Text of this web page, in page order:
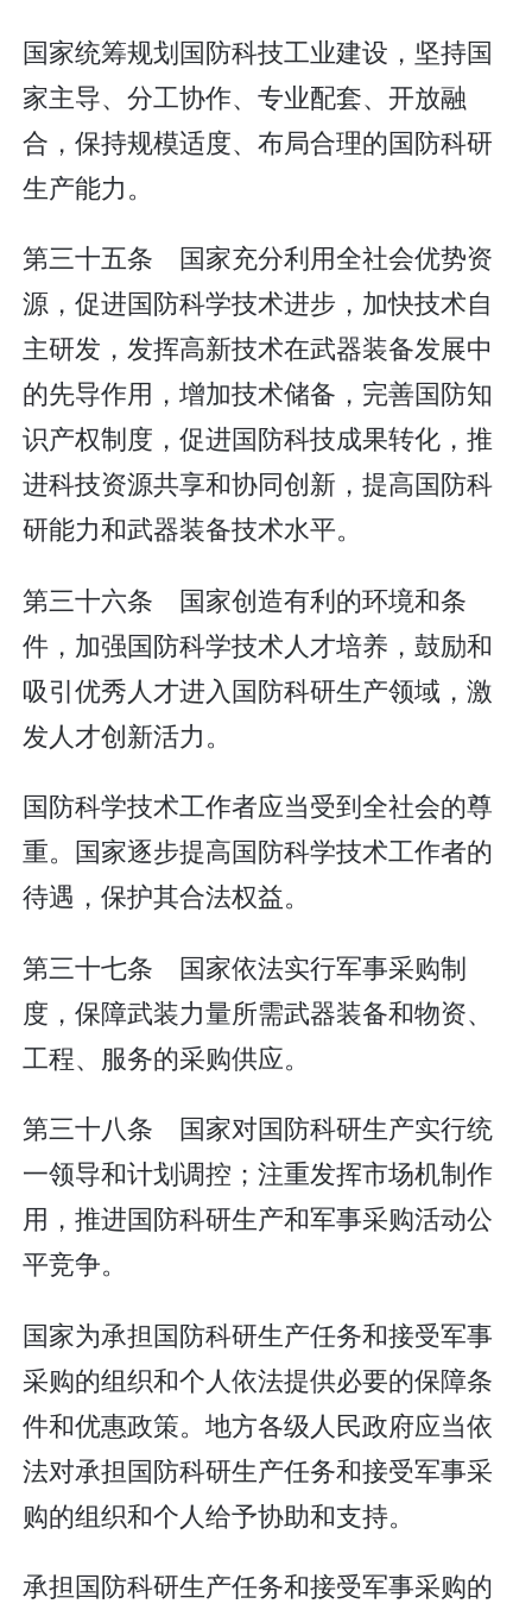
国家统筹规划国防科技工业建设，坚持国
家主导、分工协作、专业配套、开放融
合，保持规模适度、布局合理的国防科研
生产能力。
第三十五条 国家充分利用全社会优势资
源，促进国防科学技术进步，加快技术自
主研发，发挥高新技术在武器装备发展中
的先导作用，增加技术储备，完善国防知
识产权制度，促进国防科技成果转化，推
进科技资源共享和协同创新，提高国防科
研能力和武器装备技术水平。
第三十六条 国家创造有利的环境和条
件，加强国防科学技术人才培养，鼓励和
吸引优秀人才进入国防科研生产领域，激
发人才创新活力。
国防科学技术工作者应当受到全社会的尊
重。国家逐步提高国防科学技术工作者的
待遇，保护其合法权益。
第三十七条 国家依法实行军事采购制
度，保障武装力量所需武器装备和物资、
工程、服务的采购供应。
第三十八条 国家对国防科研生产实行统
一领导和计划调控；注重发挥市场机制作
用，推进国防科研生产和军事采购活动公
平竞争。
国家为承担国防科研生产任务和接受军事
采购的组织和个人依法提供必要的保障条
件和优惠政策。地方各级人民政府应当依
法对承担国防科研生产任务和接受军事采
购的组织和个人给予协助和支持。
承担国防科研生产任务和接受军事采购的